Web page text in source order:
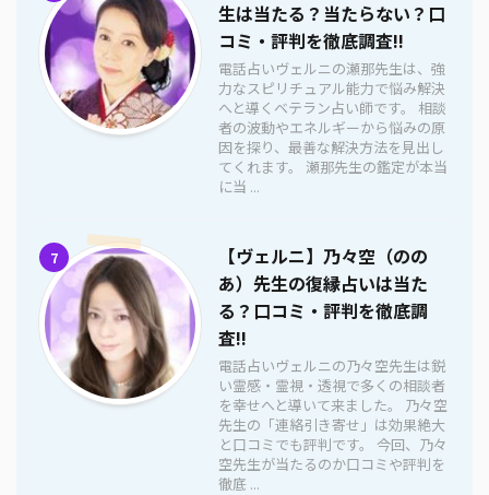
生は当たる？当たらない？口
コミ・評判を徹底調査!!
電話占いヴェルニの瀬那先生は、強
力なスピリチュアル能力で悩み解決
へと導くベテラン占い師です。 相談
者の波動やエネルギーから悩みの原
因を探り、最善な解決方法を見出し
てくれます。 瀬那先生の鑑定が本当
に当 ...
7
【ヴェルニ】乃々空（のの
あ）先生の復縁占いは当た
る？口コミ・評判を徹底調
査!!
電話占いヴェルニの乃々空先生は鋭
い霊感・霊視・透視で多くの相談者
を幸せへと導いて来ました。 乃々空
先生の「連絡引き寄せ」は効果絶大
と口コミでも評判です。 今回、乃々
空先生が当たるのか口コミや評判を
徹底 ...